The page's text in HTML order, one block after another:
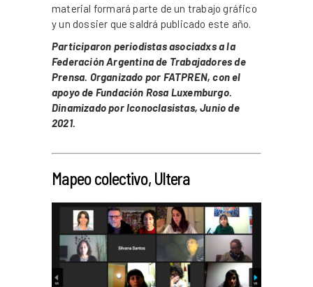
material formará parte de un trabajo gráfico
y un dossier que saldrá publicado este año.
Participaron periodistas asociadxs a la
Federación Argentina de Trabajadores de
Prensa. Organizado por FATPREN, con el
apoyo de Fundación Rosa Luxemburgo.
Dinamizado por Iconoclasistas, Junio de
2021.
Mapeo colectivo, Ultera